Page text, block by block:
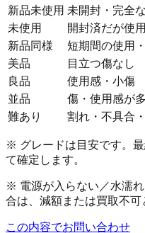
新品未使用 未開封・完全
未使用
開封済だが使
新品同様
短期間の使用
美品
目立つ傷なし
良品
使用感・小傷
並品
傷・使用感が
難あり
割れ・不具合
※ グレードは目安です。
て確定します。
※ 電源が入らない／水濡
合は、減額または買取不可
この内容でお問い合わせ